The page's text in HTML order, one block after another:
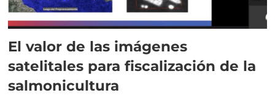
El valor de las imágenes
satelitales para fiscalización de la
salmonicultura